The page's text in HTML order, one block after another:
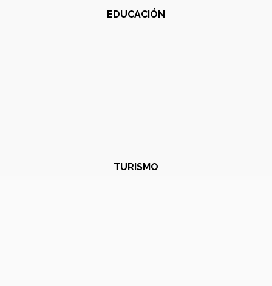
EDUCACIÓN
TURISMO